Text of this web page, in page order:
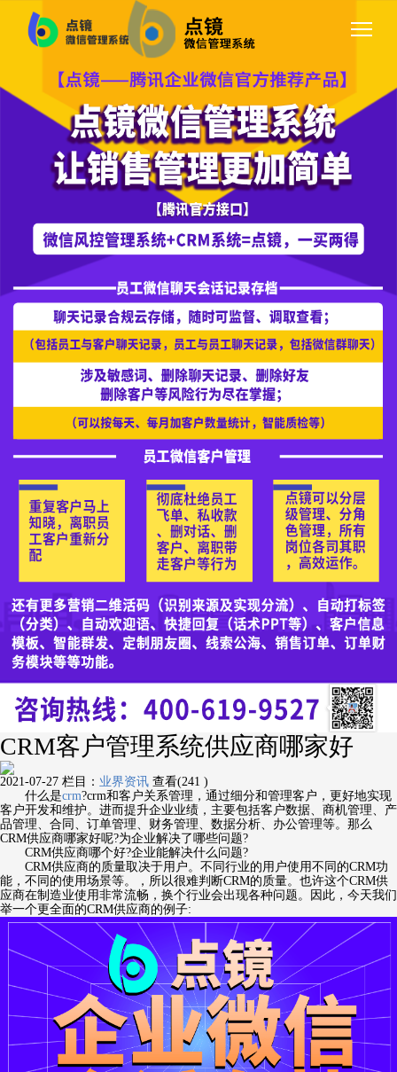
CRM客户管理系统供应商哪家好
2021-07-27 栏目： 业界资讯 查看(241 )
什么是crm?crm和客户关系管理，通过细分和管理客户，更好地实现
客户开发和维护。进而提升企业业绩，主要包括客户数据、商机管理、产
品管理、合同、订单管理、财务管理、数据分析、办公管理等。那么
CRM供应商哪家好呢?为企业解决了哪些问题?
CRM供应商哪个好?企业能解决什么问题?
CRM供应商的质量取决于用户。不同行业的用户使用不同的CRM功
能，不同的使用场景等。，所以很难判断CRM的质量。也许这个CRM供
应商在制造业使用非常流畅，换个行业会出现各种问题。因此，今天我们
举一个更全面的CRM供应商的例子: